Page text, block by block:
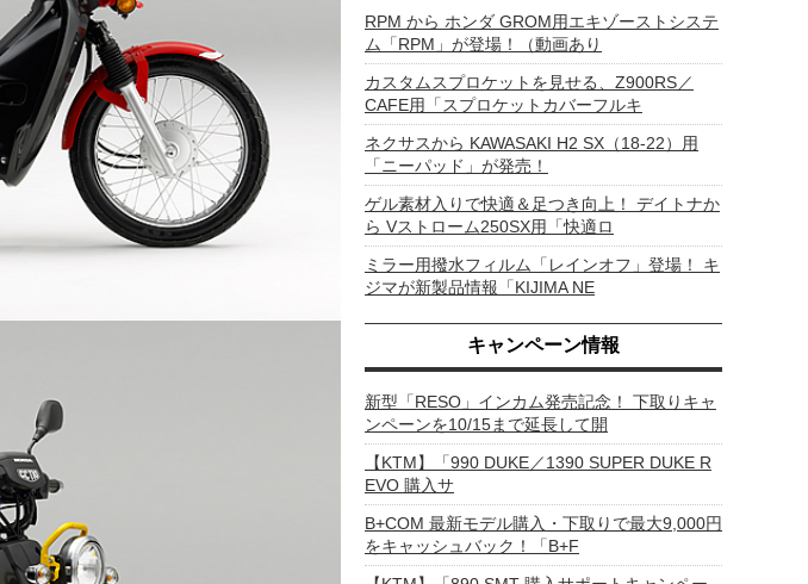
RPM から ホンダ GROM用エキゾーストシステ
ム「RPM」が登場！（動画あり
カスタムスプロケットを見せる、Z900RS／
CAFE用「スプロケットカバーフルキ
ネクサスから KAWASAKI H2 SX（18-22）用
「ニーパッド」が発売！
ゲル素材入りで快適＆足つき向上！ デイトナか
ら Vストローム250SX用「快適ロ
ミラー用撥水フィルム「レインオフ」登場！ キ
ジマが新製品情報「KIJIMA NE
キャンペーン情報
新型「RESO」インカム発売記念！ 下取りキャ
ンペーンを10/15まで延長して開
【KTM】「990 DUKE／1390 SUPER DUKE R
EVO 購入サ
B+COM 最新モデル購入・下取りで最大9,000円
をキャッシュバック！「B+F